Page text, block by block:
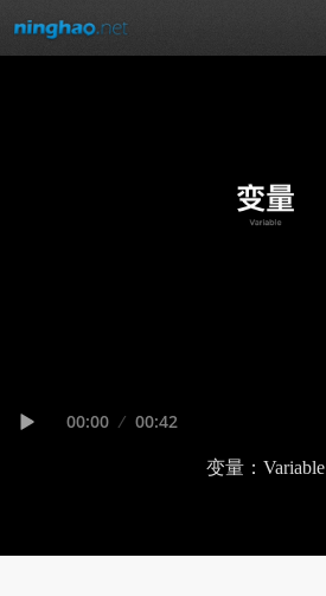
Current
00:00 Duration
00:42
变量：Variable
Volume